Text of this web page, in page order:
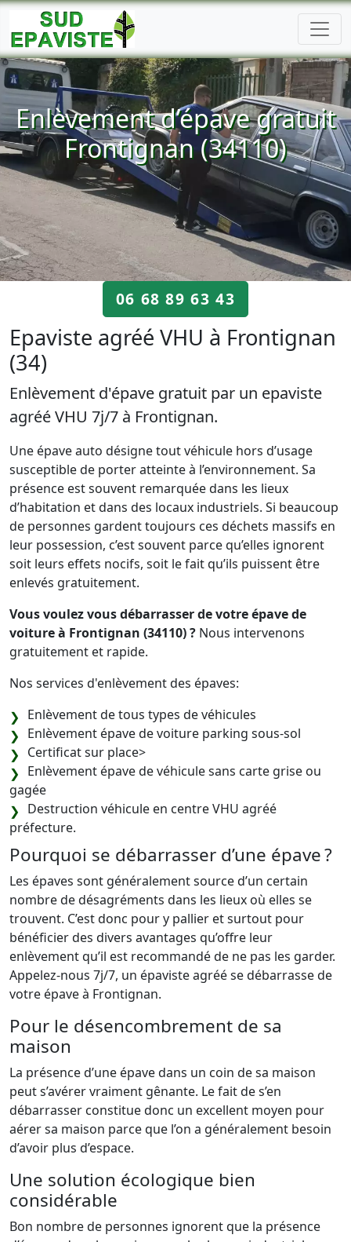
Enlèvement d’épave gratuit
Frontignan (34110)
06 68 89 63 43
Epaviste agréé VHU à Frontignan
(34)
Enlèvement d'épave gratuit par un epaviste
agréé VHU 7j/7 à Frontignan.
Une épave auto désigne tout véhicule hors d’usage
susceptible de porter atteinte à l’environnement. Sa
présence est souvent remarquée dans les lieux
d’habitation et dans des locaux industriels. Si beaucoup
de personnes gardent toujours ces déchets massifs en
leur possession, c’est souvent parce qu’elles ignorent
soit leurs effets nocifs, soit le fait qu’ils puissent être
enlevés gratuitement.
Vous voulez vous débarrasser de votre épave de
voiture à Frontignan (34110) ? Nous intervenons
gratuitement et rapide.
Nos services d'enlèvement des épaves:
Enlèvement de tous types de véhicules
Enlèvement épave de voiture parking sous-sol
Certificat sur place>
Enlèvement épave de véhicule sans carte grise ou
gagée
Destruction véhicule en centre VHU agréé
préfecture.
Pourquoi se débarrasser d’une épave ?
Les épaves sont généralement source d’un certain
nombre de désagréments dans les lieux où elles se
trouvent. C’est donc pour y pallier et surtout pour
bénéficier des divers avantages qu’offre leur
enlèvement qu’il est recommandé de ne pas les garder.
Appelez-nous 7j/7, un épaviste agréé se débarrasse de
votre épave à Frontignan.
Pour le désencombrement de sa
maison
La présence d’une épave dans un coin de sa maison
peut s’avérer vraiment gênante. Le fait de s’en
débarrasser constitue donc un excellent moyen pour
aérer sa maison parce que l’on a généralement besoin
d’avoir plus d’espace.
Une solution écologique bien
considérable
Bon nombre de personnes ignorent que la présence